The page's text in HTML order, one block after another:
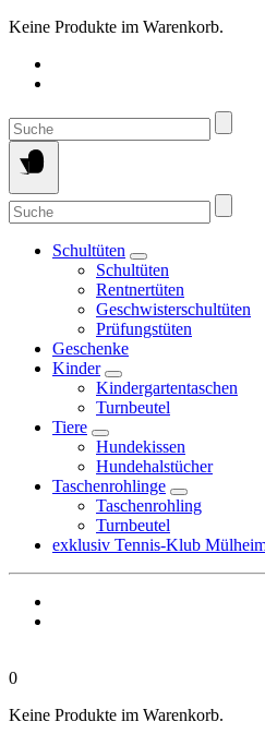
Keine Produkte im Warenkorb.
Suche
nach:
Suche
nach:
Schultüten
Schultüten
Rentnertüten
Geschwisterschultüten
Prüfungstüten
Geschenke
Kinder
Kindergartentaschen
Turnbeutel
Tiere
Hundekissen
Hundehalstücher
Taschenrohlinge
Taschenrohling
Turnbeutel
exklusiv Tennis-Klub
0
Keine Produkte im Warenkorb.